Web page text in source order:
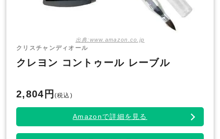
出典:www.amazon.co.jp
クリスチャンディオール
クレヨン コントゥール レーブル
2,804円 (税込)
Amazonで詳細を見る